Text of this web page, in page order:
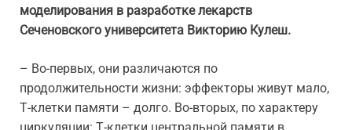
моделирования в разработке лекарств
Сеченовского университета Викторию Кулеш.
– Во-первых, они различаются по
продолжительности жизни: эффекторы живут мало,
Т-клетки памяти – долго. Во-вторых, по характеру